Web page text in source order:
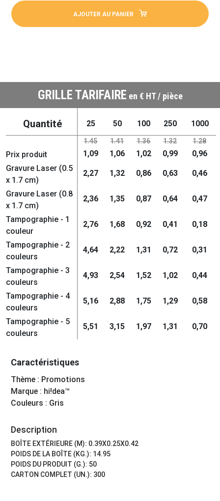
AJOUTER AU PANIER
GRILLE TARIFAIRE en € HT / pièce
Quantité 25 50 100 250 1000
1.45 1.41 1.36 1.32 1.28
Prix produit 1,09 1,06 1,02 0,99
0,96
Gravure Laser (0.5
x 1.7 cm)
2,27 1,32 0,86 0,63 0,46
Gravure Laser (0.8
x 1.7 cm)
2,36 1,35 0,87 0,64 0,47
Tampographie - 1
couleur
2,76 1,68 0,92 0,41 0,18
Tampographie - 2
couleurs
4,64 2,22 1,31 0,72 0,31
Tampographie - 3
couleurs
4,93 2,54 1,52 1,02 0,44
Tampographie - 4
couleurs
5,16 2,88 1,75 1,29 0,58
Tampographie - 5
couleurs
5,51 3,15 1,97 1,31 0,70
Caractéristiques
Thème : Promotions
Marque : hi!dea™
Couleurs : Gris
Description
BOÎTE EXTÉRIEURE (M): 0.39X0.25X0.42
POIDS DE LA BOÎTE (KG.): 14.95
POIDS DU PRODUIT (G.): 50
CARTON COMPLET (UN.): 300